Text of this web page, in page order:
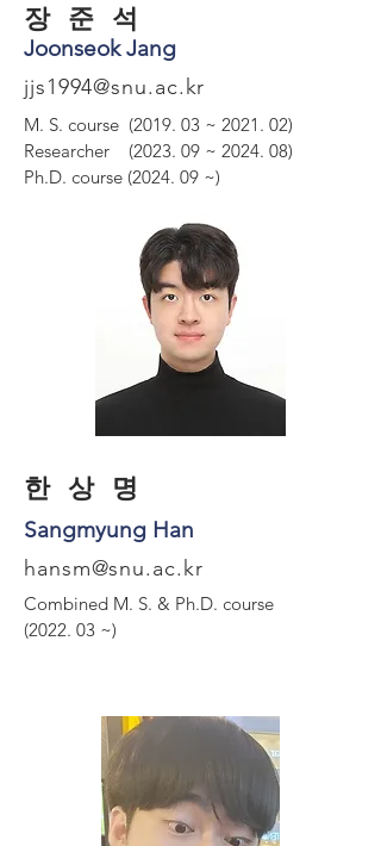
​장 준 석
Joonseok Jang
jjs1994@snu.ac.kr
M. S. course (2019. 03 ~ 2021. 02)
Researcher (2023. 09 ~ 2024. 08)
Ph.D. course (2024. 09 ~)
​한 상 명
Sangmyung Han
hansm@snu.ac.kr
Combined M. S. & Ph.D. course
(2022. 03 ~)